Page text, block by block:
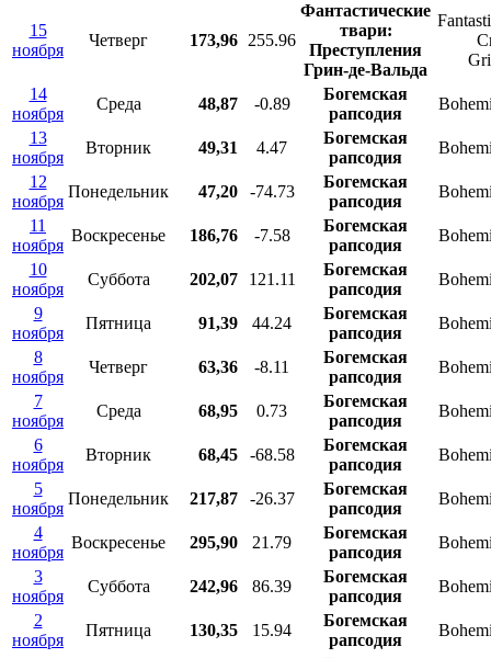
15
ноября
Четверг 173,96 255.96
Фантастические
твари:
Преступления
Грин-де-Вальда
14
ноября
Среда 48,87 -0.89
Богемская
рапсодия
13
ноября
Вторник 49,31 4.47
Богемская
рапсодия
12
ноября
Понедельник 47,20 -74.73
Богемская
рапсодия
11
ноября
Воскресенье 186,76 -7.58
Богемская
рапсодия
10
ноября
Суббота 202,07 121.11
Богемская
рапсодия
9
ноября
Пятница 91,39 44.24
Богемская
рапсодия
8
ноября
Четверг 63,36 -8.11
Богемская
рапсодия
7
ноября
Среда 68,95 0.73
Богемская
рапсодия
6
ноября
Вторник 68,45 -68.58
Богемская
рапсодия
5
ноября
Понедельник 217,87 -26.37
Богемская
рапсодия
4
ноября
Воскресенье 295,90 21.79
Богемская
рапсодия
3
ноября
Суббота 242,96 86.39
Богемская
рапсодия
2
ноября
Пятница 130,35 15.94
Богемская
рапсодия